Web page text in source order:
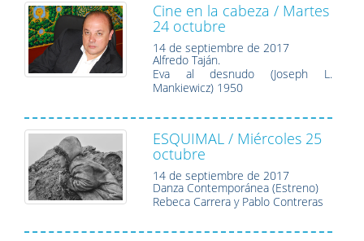
Cine en la cabeza / Martes
24 octubre
14 de septiembre de 2017
Alfredo Taján.
Eva al desnudo (Joseph L.
Mankiewicz) 1950
ESQUIMAL / Miércoles 25
octubre
14 de septiembre de 2017
Danza Contemporánea (Estreno)
Rebeca Carrera y Pablo Contreras